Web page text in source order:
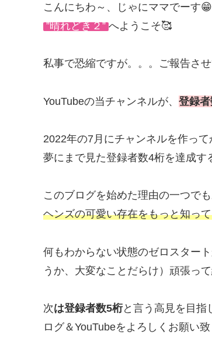
こんにちわ～、じゃにママでーす
”晴れどき２” へようこそ🥰
私事で恐縮ですが。。。ご報告させ
YouTubeの当チャンネルが、 登録
2022年の7月にチャンネルを作って
夢にまで見た登録者数4桁を達成す
このブログを始めた理由の一つでも
ヘンズの可愛い存在をもっと知っ
何もわからない状態のゼロスター
うか、大変なことだらけ）頑張っ
次は登録者数5桁と言う高見を目指
ログ＆YouTubeをよろしくお願い